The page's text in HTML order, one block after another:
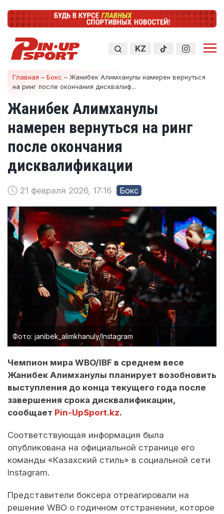
KZ
Главная – Бокс – Жанибек Алимханулы намерен вернуться
на ринг после окончания дисквалиф...
Жанибек Алимханулы
намерен вернуться на ринг
после окончания
дисквалификации
21 февраля 2026, 17:16 Бокс
Фото: janibek_alimkhanuly/Instagram
Чемпион мира WBO/IBF в среднем весе
Жанибек Алимханулы планирует возобновить
выступления до конца текущего года после
завершения срока дисквалификации,
сообщает Pin-UpSport.kz.
Соответствующая информация была
опубликована на официальной странице его
команды «Казахский стиль» в социальной сети
Instagram.
Представители боксера отреагировали на
решение WBO о годичном отстранении, которое